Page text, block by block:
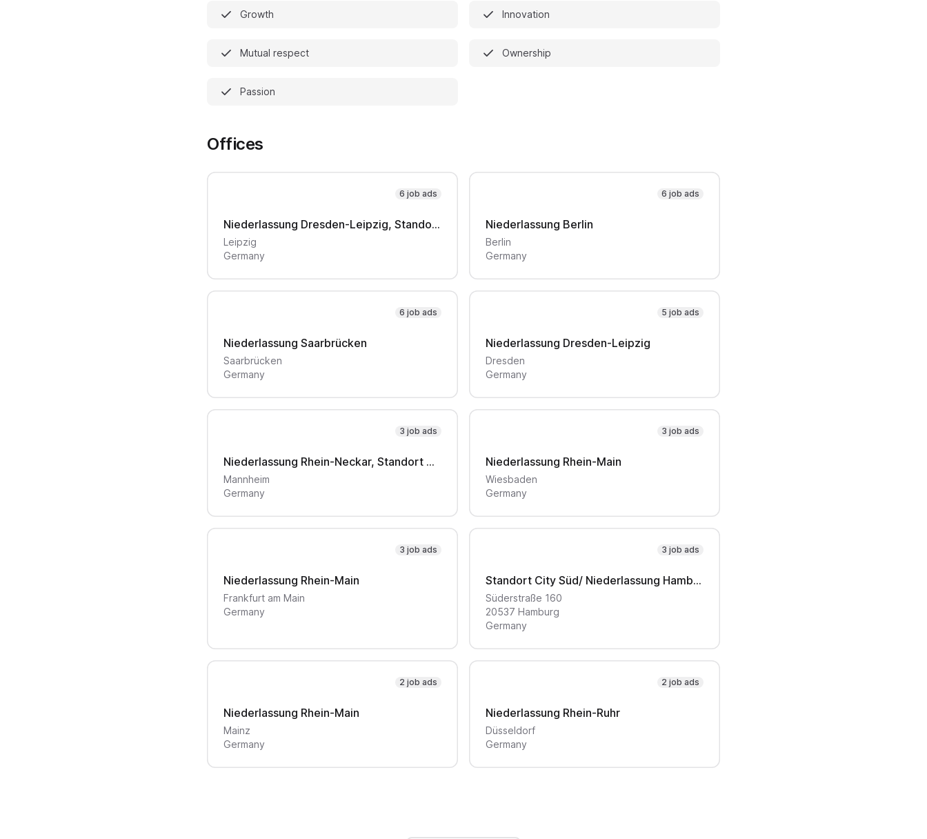
Growth Innovation
Mutual respect Ownership
Passion
Offices
6 job ads
Niederlassung Dresden-Leipzig, Standort Leipzig
Leipzig
Germany
6 job ads
Niederlassung Berlin
Berlin
Germany
6 job ads
Niederlassung Saarbrücken
Saarbrücken
Germany
5 job ads
Niederlassung Dresden-Leipzig
Dresden
Germany
3 job ads
Niederlassung Rhein-Neckar, Standort Mannheim
Mannheim
Germany
3 job ads
Niederlassung Rhein-Main
Wiesbaden
Germany
3 job ads
Niederlassung Rhein-Main
Frankfurt am Main
Germany
3 job ads
Standort City Süd/ Niederlassung Hamburg
Süderstraße 160
20537 Hamburg
Germany
2 job ads
Niederlassung Rhein-Main
Mainz
Germany
2 job ads
Niederlassung Rhein-Ruhr
Düsseldorf
Germany